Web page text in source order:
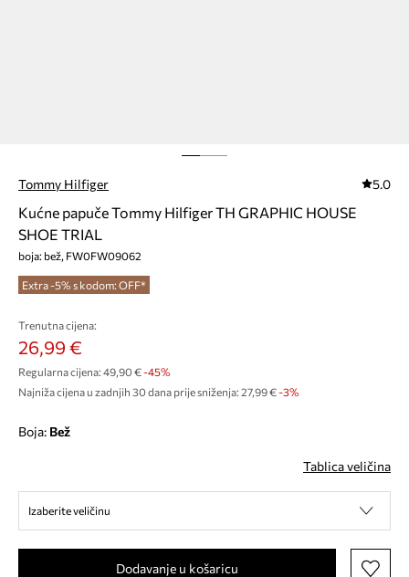
Tommy Hilfiger 5.0
Kućne papuče Tommy Hilfiger TH GRAPHIC HOUSE
SHOE TRIAL
boja: bež, FW0FW09062
Extra -5% s kodom: OFF*
Trenutna cijena:
26,99 €
Regularna cijena: 49,90 €-45%
Najniža cijena u zadnjih 30 dana prije sniženja: 27,99 € -3%
Boja: bež
Tablica veličina
Izaberite veličinu
Dodavanje u košaricu